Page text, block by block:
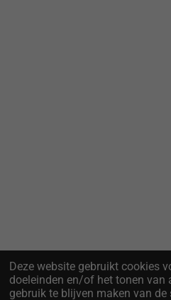
Deze website gebruikt cookies
doeleinden en/of het tonen van
gebruik te blijven maken van